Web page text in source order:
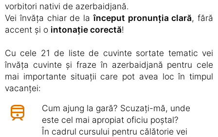
vorbitori nativi de azerbaidjană.
Vei învăța chiar de laînceput pronunția clară, fără
accent și o intonație corectă!
Cu cele 21 de liste de cuvinte sortate tematic vei
învăța cuvinte și fraze în azerbaidjană pentru cele
mai importante situații care pot avea loc în timpul
vacanței:
Cum ajung la gară? Scuzați-mă, unde
este cel mai apropiat oficiu poștal?
În cadrul cursului pentru călătorie vei